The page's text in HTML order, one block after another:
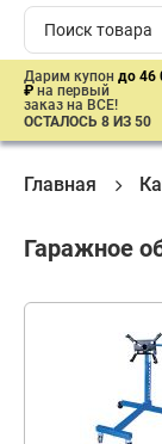
Дарим купон до 46
₽ на первый
заказ на ВСЕ!
ОСТАЛОСЬ 8 ИЗ 50
Главная
Гаражное